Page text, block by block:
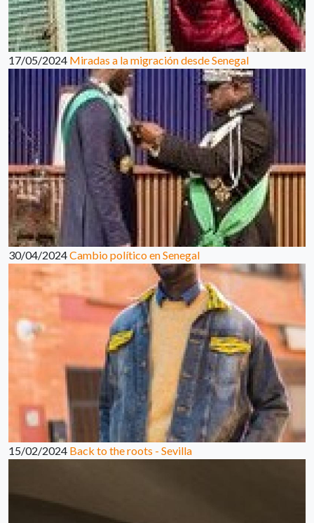
17/05/2024 Miradas a la migración desde Senegal
30/04/2024Cambio político en Senegal
15/02/2024 Back to the roots - Sevilla